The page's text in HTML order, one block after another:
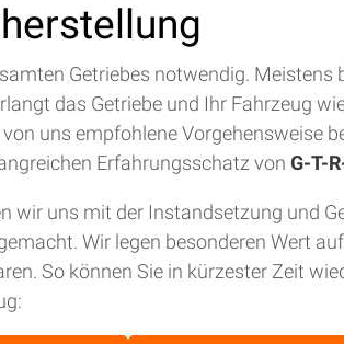
Getriebes notwendig. Meistens
das Getriebe und Ihr Fahrzeug
uns empfohlene Vorgehensweise
Erfahrungsschatz von G-T-
wir uns mit der Instandsetzung und
Wir legen besonderen Wert
So können Sie in kürzester Zeit